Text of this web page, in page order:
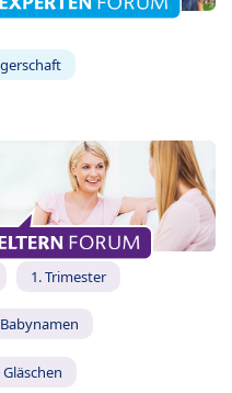
1. Trimester
Babynamen